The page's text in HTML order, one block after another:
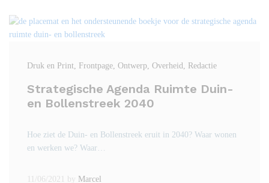
Druk en Print, Frontpage, Ontwerp, Overheid , Redactie
Strategische Agenda Ruimte Duin-
en Bollenstreek 2040
Hoe ziet de Duin- en Bollenstreek eruit in 2040? Waar wonen
en werken we? Waar…
11/06/2021 by Marcel